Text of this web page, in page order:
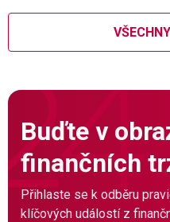
Buďte v
finančních
Přihlaste se k odběru
klíčových událostí z